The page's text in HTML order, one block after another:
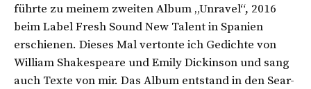
führte zu meinem zweiten Album „Unravel“, 2016
beim Label Fresh Sound New Talent in Spanien
erschienen. Dieses Mal vertonte ich Gedichte von
William Shakespeare und Emily Dickinson und sang
auch Texte von mir. Das Album entstand in den Sear-